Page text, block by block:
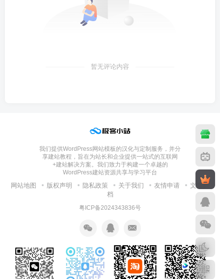
暂无评论内容
我们提供WordPress网站模板的汉化与定制服务，并分
享建站教程，旨在为站长和企业提供一站式的互联网
+建站解决方案。我们致力于构建一个卓越的
WordPress建站资源共享与学习平台
网站地图 版权声明 隐私政策 关于我们 友情申请
文章归
档
粤ICP备2024343836号